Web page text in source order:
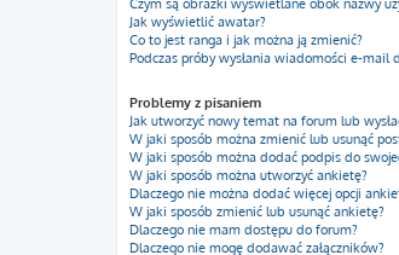
Czym są obrazki wyświetlane obok nazwy
Jak wyświetlić awatar?
Co to jest ranga i jak można ją zmienić?
Podczas próby wysłania wiadomości e-
Problemy z pisaniem
Jak utworzyć nowy temat na forum lub
W jaki sposób można zmienić lub usunąć
W jaki sposób można dodać podpis do
W jaki sposób można utworzyć ankietę?
Dlaczego nie można dodać więcej opcji
W jaki sposób zmienić lub usunąć ankietę?
Dlaczego nie mam dostępu do forum?
Dlaczego nie mogę dodawać załączników?